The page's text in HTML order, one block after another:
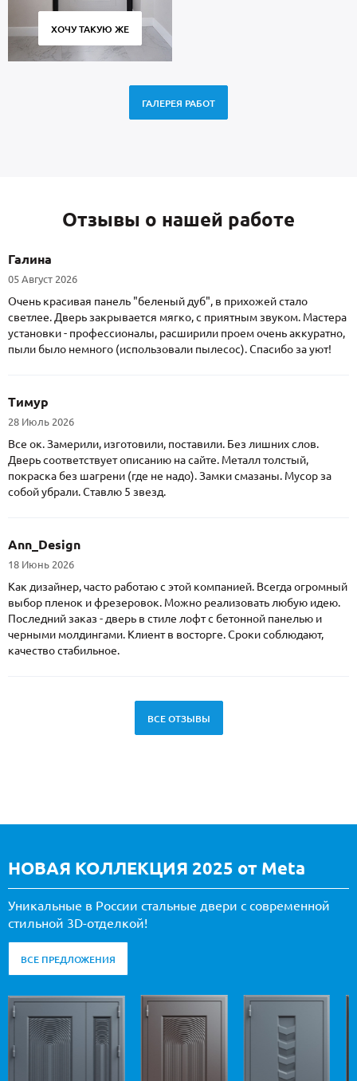
ХОЧУ ТАКУЮ ЖЕ
ГАЛЕРЕЯ РАБОТ
Отзывы о нашей работе
Галина
05 Август 2026
Очень красивая панель "беленый дуб", в прихожей стало
светлее. Дверь закрывается мягко, с приятным звуком. Мастера
установки - профессионалы, расширили проем очень аккуратно,
пыли было немного (использовали пылесос). Спасибо за уют!
Тимур
28 Июль 2026
Все ок. Замерили, изготовили, поставили. Без лишних слов.
Дверь соответствует описанию на сайте. Металл толстый,
покраска без шагрени (где не надо). Замки смазаны. Мусор за
собой убрали. Ставлю 5 звезд.
Ann_Design
18 Июнь 2026
Как дизайнер, часто работаю с этой компанией. Всегда огромный
выбор пленок и фрезеровок. Можно реализовать любую идею.
Последний заказ - дверь в стиле лофт с бетонной панелью и
черными молдингами. Клиент в восторге. Сроки соблюдают,
качество стабильное.
ВСЕ ОТЗЫВЫ
НОВАЯ КОЛЛЕКЦИЯ 2025 от Meta
Уникальные в России стальные двери с современной
стильной 3D-отделкой!
ВСЕ ПРЕДЛОЖЕНИЯ